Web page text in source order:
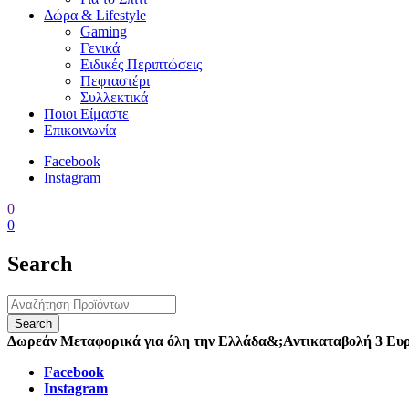
Δώρα & Lifestyle
Gaming
Γενικά
Ειδικές Περιπτώσεις
Πεφταστέρι
Συλλεκτικά
Ποιοι Είμαστε
Επικοινωνία
Facebook
Instagram
0
0
Search
Δωρεάν Μεταφορικά για όλη την Ελλάδα&;Αντικαταβολή 3
Facebook
Instagram